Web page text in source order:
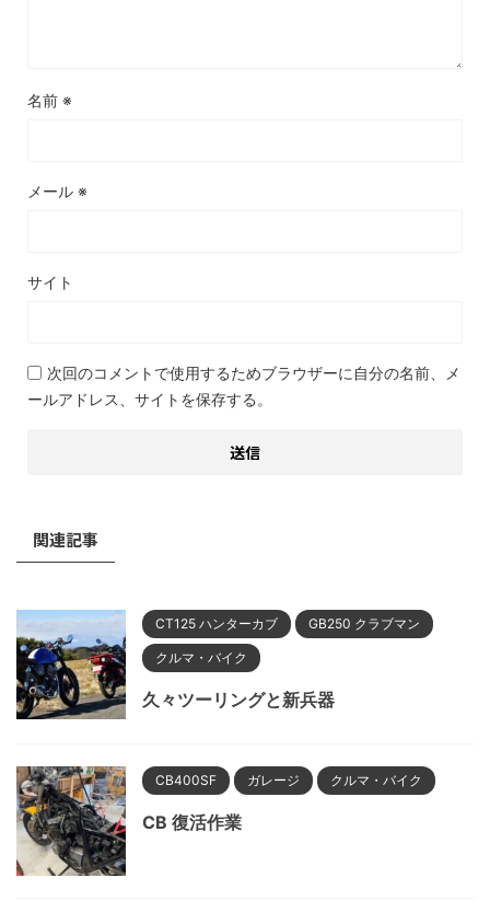
名前 ※
メール ※
サイト
次回のコメントで使用するためブラウザーに自分の名前、メ
ールアドレス、サイトを保存する。
関連記事
CT125 ハンターカブ GB250 クラブマン
クルマ・バイク
久々ツーリングと新兵器
CB400SF ガレージ クルマ・バイク
CB 復活作業